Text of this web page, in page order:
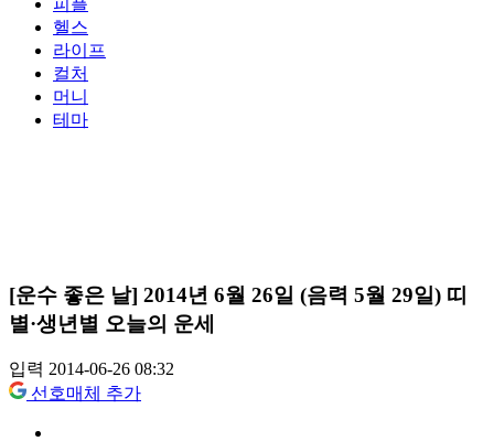
피플
헬스
라이프
컬처
머니
테마
[운수 좋은 날] 2014년 6월 26일 (음력 5월 29일) 띠
별·생년별 오늘의 운세
입력 2014-06-26 08:32
선호매체 추가